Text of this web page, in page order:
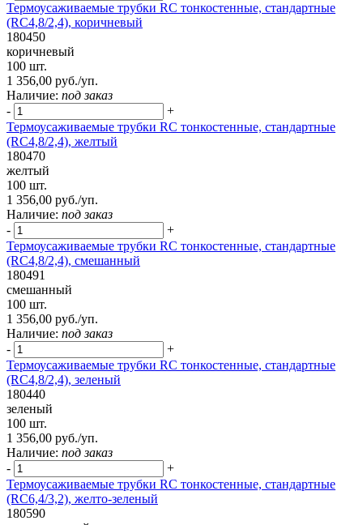
Термоусаживаемые трубки RC тонкостенные, стандартные
(RC4,8/2,4), коричневый
180450
коричневый
100 шт.
1 356,00 руб./уп.
Наличие: под заказ
-
+
Термоусаживаемые трубки RC тонкостенные, стандартные
(RC4,8/2,4), желтый
180470
желтый
100 шт.
1 356,00 руб./уп.
Наличие: под заказ
-
+
Термоусаживаемые трубки RC тонкостенные, стандартные
(RC4,8/2,4), смешанный
180491
смешанный
100 шт.
1 356,00 руб./уп.
Наличие: под заказ
-
+
Термоусаживаемые трубки RC тонкостенные, стандартные
(RC4,8/2,4), зеленый
180440
зеленый
100 шт.
1 356,00 руб./уп.
Наличие: под заказ
-
+
Термоусаживаемые трубки RC тонкостенные, стандартные
(RC6,4/3,2), желто-зеленый
180590